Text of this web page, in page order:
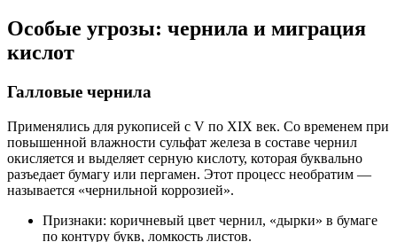
Особые угрозы: чернила и миграция
кислот
Галловые чернила
Применялись для рукописей с V по XIX век. Со временем при
повышенной влажности сульфат железа в составе чернил
окисляется и выделяет серную кислоту, которая буквально
разъедает бумагу или пергамен. Этот процесс необратим —
называется «чернильной коррозией».
Признаки: коричневый цвет чернил, «дырки» в бумаге
по контуру букв, ломкость листов.